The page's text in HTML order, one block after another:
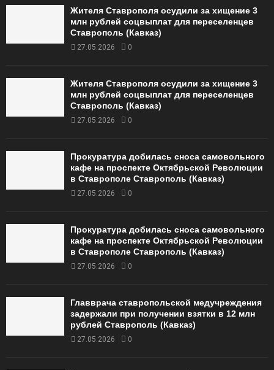
Жителя Ставрополя осудили за хищение 3
млн рублей соцвыплат для переселенцев
Ставрополь (Кавказ)
27.05.2026 0
Жителя Ставрополя осудили за хищение 3
млн рублей соцвыплат для переселенцев
Ставрополь (Кавказ)
27.05.2026 0
Прокуратура добилась сноса самовольного
кафе на проспекте Октябрьской Революции
в Ставрополе Ставрополь (Кавказ)
27.05.2026 0
Прокуратура добилась сноса самовольного
кафе на проспекте Октябрьской Революции
в Ставрополе Ставрополь (Кавказ)
27.05.2026 0
Главврача ставропольской медучреждения
задержали при получении взятки в 12 млн
рублей Ставрополь (Кавказ)
27.05.2026 0